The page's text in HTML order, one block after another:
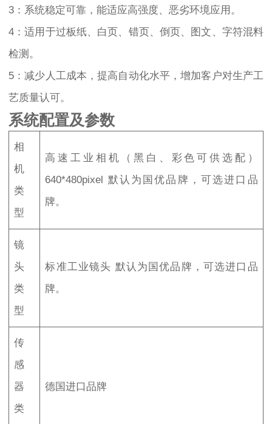
3：系统稳定可靠，能适应高强度、恶劣环境应用。
4：适用于过板纸、白页、错页、倒页、图文、字符混料
检测。
5：减少人工成本，提高自动化水平，增加客户对生产工
艺质量认可。
系统配置及参数
相
机
类
型
高速工业相机（黑白、彩色可供选配）
640*480pixel 默认为国优品牌，可选进口品
牌。
镜
头
类
型
标准工业镜头 默认为国优品牌，可选进口品
牌。
传
感
器
类
德国进口品牌